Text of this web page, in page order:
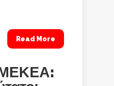
Read More
ΜΕΚΕΑ: